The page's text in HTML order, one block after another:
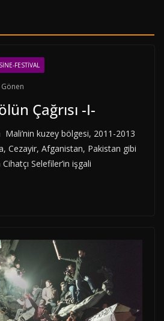
SINE-FESTIVAL
Çağrısı -I-
kuzey bölgesi, 2011-2013
Cezayir, Afganistan, Pakistan gibi
Selefiler’in işgali